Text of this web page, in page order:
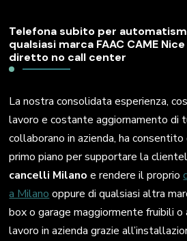
Telefona subito per
qualsiasi marca FAAC CAME
diretto no call center
La nostra consolidata esperienza,
lavoro e costante aggiornamento di
collaborano in azienda, ha
primo piano per supportare la
cancelli Milano e rendere il proprio
a Milano oppure di qualsiasi altra
box o garage maggiormente fruibili o
lavoro in azienda grazie